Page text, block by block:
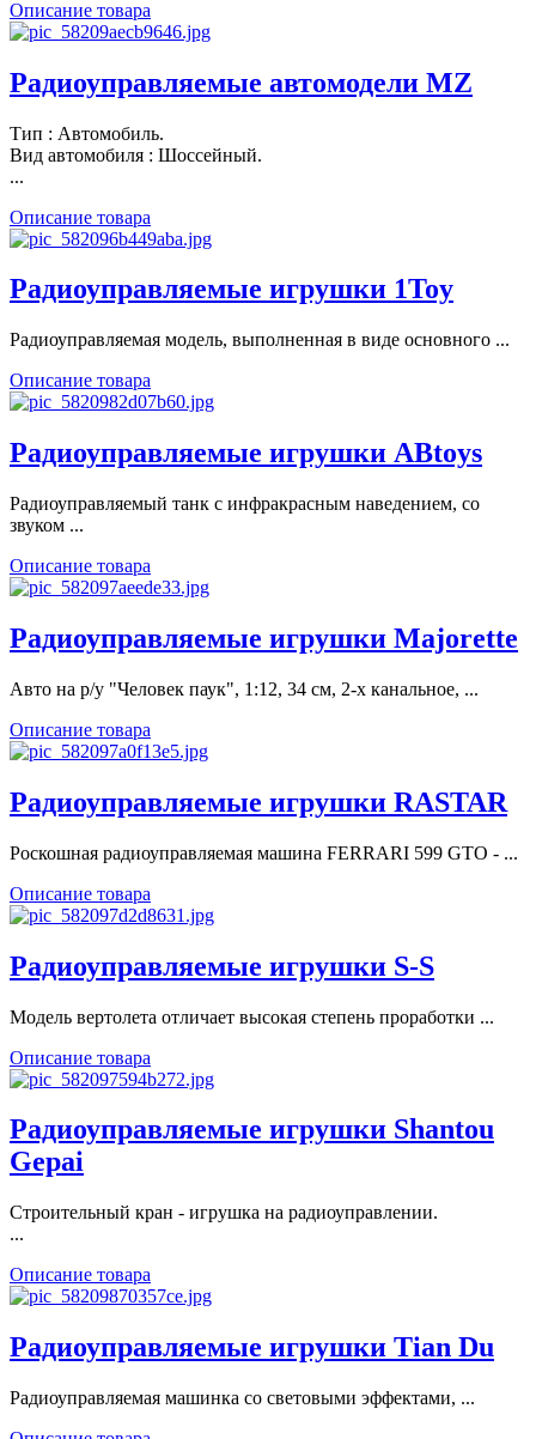
Описание товара
Радиоуправляемые автомодели MZ
Тип : Автомобиль.
Вид автомобиля : Шоссейный.
...
Описание товара
Радиоуправляемые игрушки 1Toy
Радиоуправляемая модель, выполненная в виде основного ...
Описание товара
Радиоуправляемые игрушки ABtoys
Радиоуправляемый танк с инфракрасным наведением, со
звуком ...
Описание товара
Радиоуправляемые игрушки Majorette
Авто на р/у "Человек паук", 1:12, 34 см, 2-х канальное, ...
Описание товара
Радиоуправляемые игрушки RASTAR
Роскошная радиоуправляемая машина FERRARI 599 GTO - ...
Описание товара
Радиоуправляемые игрушки S-S
Модель вертолета отличает высокая степень проработки ...
Описание товара
Радиоуправляемые игрушки Shantou
Gepai
Строительный кран - игрушка на радиоуправлении.
...
Описание товара
Радиоуправляемые игрушки Tian Du
Радиоуправляемая машинка со световыми эффектами, ...